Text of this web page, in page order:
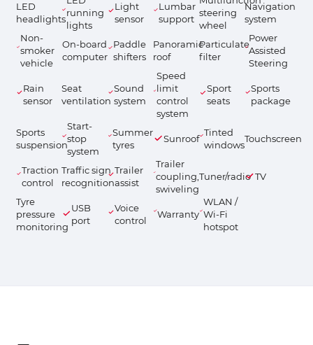
LED
headlights
running
lights
Light
sensor
Lumbar
support
steering
wheel
Navigation
system
Non-
smoker
vehicle
On-board
computer
Paddle
shifters
Panoramic
roof
Particulate
filter
Power
Assisted
Steering
Rain
sensor
Seat
ventilation
Sound
system
Speed
limit
control
system
Sport
seats
Sports
package
Sports
suspension
Start-
stop
system
Summer
tyres
Sunroof
Tinted
windows
Touchscreen
Traction
control
Traffic sign
recognition
Trailer
assist
Trailer
coupling,
swiveling
Tuner/radio TV
Tyre
pressure
monitoring
USB
port
Voice
control
Warranty
WLAN /
Wi-Fi
hotspot